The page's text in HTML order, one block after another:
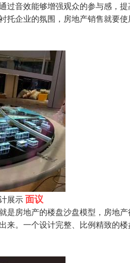
过音效能够增强观众的参与感，
托企业的氛围，房地产销售就要
展示面议
是房地产的楼盘沙盘模型，房地
来。一个设计完整、比例精致的